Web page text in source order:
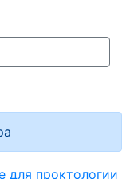
для проктологии